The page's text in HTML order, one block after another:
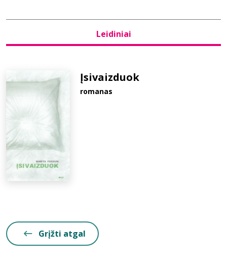
D.U.K.
Leidiniai
Įsivaizduok
romanas
Grįžti atgal